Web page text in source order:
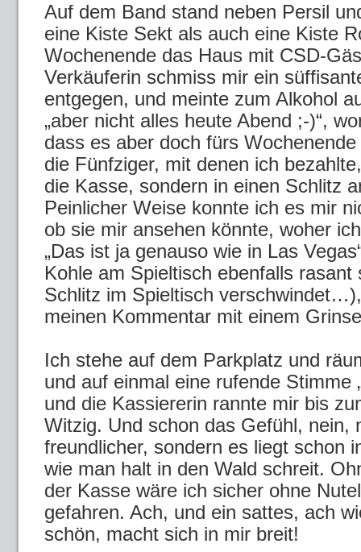
Auf dem Band stand neben Persil
eine Kiste Sekt als auch eine Kiste
Wochenende das Haus mit CSD-
Verkäuferin schmiss mir ein
entgegen, und meinte zum Alkohol
„aber nicht alles heute Abend ;-)“,
dass es aber doch fürs
die Fünfziger, mit denen ich
die Kasse, sondern in einen Schlitz
Peinlicher Weise konnte ich es mir
ob sie mir ansehen könnte, woher
„Das ist ja genauso wie in Las
Kohle am Spieltisch ebenfalls rasant
Schlitz im Spieltisch
meinen Kommentar mit einem
Ich stehe auf dem Parkplatz und
und auf einmal eine rufende Stimme
und die Kassiererin rannte mir bis
Witzig. Und schon das Gefühl, nein,
freundlicher, sondern es liegt schon
wie man halt in den Wald schreit.
der Kasse wäre ich sicher ohne
gefahren. Ach, und ein sattes, ach
schön, macht sich in mir breit!